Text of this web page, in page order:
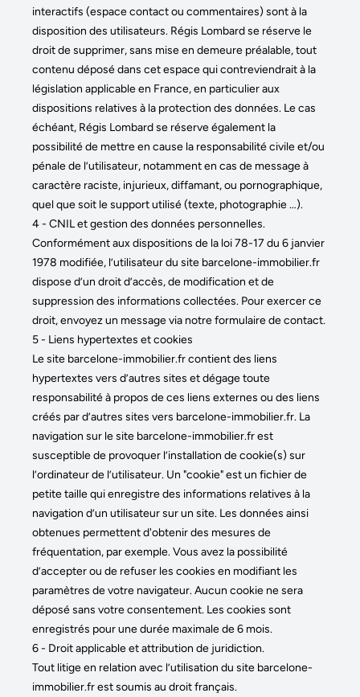
interactifs (espace contact ou commentaires) sont à la
disposition des utilisateurs. Régis Lombard se réserve le
droit de supprimer, sans mise en demeure préalable, tout
contenu déposé dans cet espace qui contreviendrait à la
législation applicable en France, en particulier aux
dispositions relatives à la protection des données. Le cas
échéant, Régis Lombard se réserve également la
possibilité de mettre en cause la responsabilité civile et/ou
pénale de l’utilisateur, notamment en cas de message à
caractère raciste, injurieux, diffamant, ou pornographique,
quel que soit le support utilisé (texte, photographie …).
4 - CNIL et gestion des données personnelles.
Conformément aux dispositions de la loi 78-17 du 6 janvier
1978 modifiée, l’utilisateur du site barcelone-immobilier.fr
dispose d’un droit d’accès, de modification et de
suppression des informations collectées. Pour exercer ce
droit, envoyez un message via notre formulaire de contact.
5 - Liens hypertextes et cookies
Le site barcelone-immobilier.fr contient des liens
hypertextes vers d’autres sites et dégage toute
responsabilité à propos de ces liens externes ou des liens
créés par d’autres sites vers barcelone-immobilier.fr. La
navigation sur le site barcelone-immobilier.fr est
susceptible de provoquer l’installation de cookie(s) sur
l’ordinateur de l’utilisateur. Un "cookie" est un fichier de
petite taille qui enregistre des informations relatives à la
navigation d’un utilisateur sur un site. Les données ainsi
obtenues permettent d'obtenir des mesures de
fréquentation, par exemple. Vous avez la possibilité
d’accepter ou de refuser les cookies en modifiant les
paramètres de votre navigateur. Aucun cookie ne sera
déposé sans votre consentement. Les cookies sont
enregistrés pour une durée maximale de 6 mois.
6 - Droit applicable et attribution de juridiction.
Tout litige en relation avec l’utilisation du site barcelone-
immobilier.fr est soumis au droit français.